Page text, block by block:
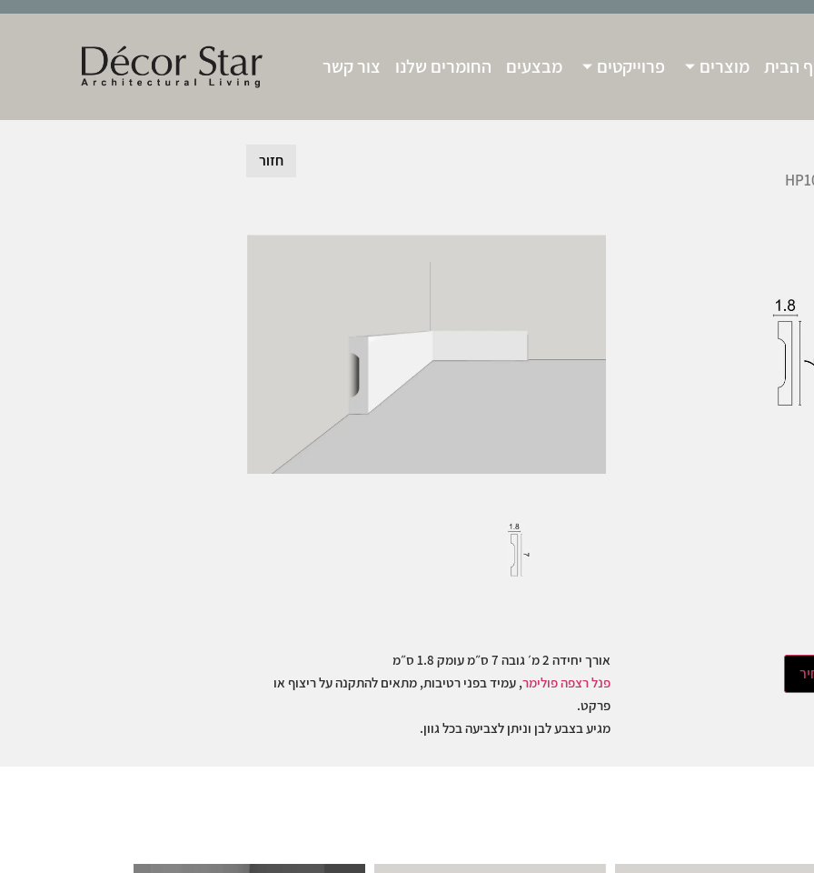
הבית מוצרים פרוייקטים מבצעים החומרים שלנו צור קשר
חזור
אורך יחידה 2 מ׳ גובה 7 ס״מ עומק 1.8 ס״מ
פנל רצפה פולימר, עמיד בפני רטיבות, מתאים להתקנה על ריצוף או
פרקט.
מגיע בצבע לבן וניתן לצביעה בכל גוון.